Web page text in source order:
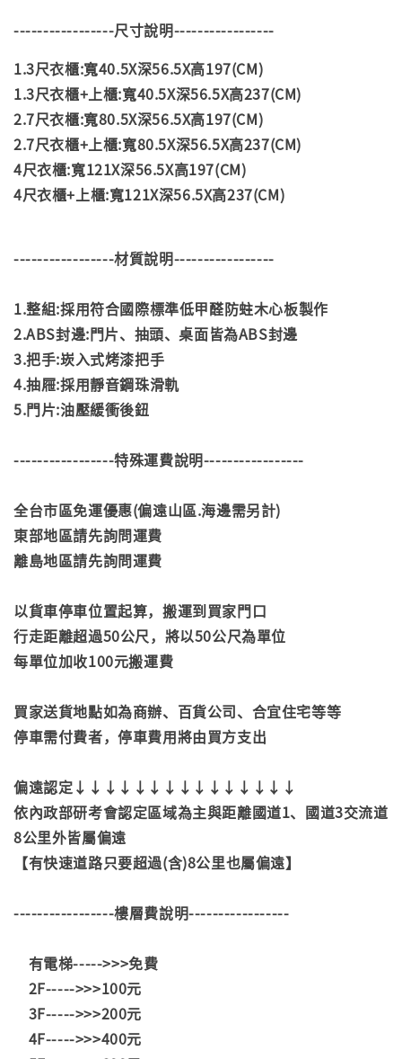
-----------------尺寸說明-----------------
1.3尺衣櫃:寬40.5X深56.5X高197(CM)
1.3尺衣櫃+上櫃:寬40.5X深56.5X高237(CM)
2.7尺衣櫃:寬80.5X深56.5X高197(CM)
2.7尺衣櫃+上櫃:寬80.5X深56.5X高237(CM)
4尺衣櫃:寬121X深56.5X高197(CM)
4尺衣櫃+上櫃:寬121X深56.5X高237(CM)
-----------------材質說明-----------------
1.整組:採用符合國際標準低甲醛防蛀木心板製作
2.ABS封邊:門片、抽頭、桌面皆為ABS封邊
3.把手:崁入式烤漆把手
4.抽屜:採用靜音鋼珠滑軌
5.門片:油壓緩衝後鈕
-----------------特殊運費說明-----------------
全台市區免運優惠(偏遠山區.海邊需另計)
東部地區請先詢問運費
離島地區請先詢問運費
以貨車停車位置起算，搬運到買家門口
行走距離超過50公尺，將以50公尺為單位
每單位加收100元搬運費
買家送貨地點如為商辦、百貨公司、合宜住宅等等
停車需付費者，停車費用將由買方支出
偏遠認定↓↓↓↓↓↓↓↓↓↓↓↓↓↓↓
依內政部研考會認定區域為主與距離國道1、國道3交流道
8公里外皆屬偏遠
【有快速道路只要超過(含)8公里也屬偏遠】
-----------------樓層費說明-----------------
有電梯----->>>免費
2F----->>>100元
3F----->>>200元
4F----->>>400元